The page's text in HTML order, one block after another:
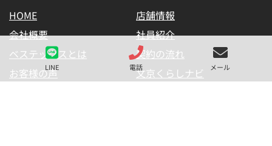
LINE 電話 メール
HOME
店舗情報
会社概要
社員紹介
ベステックスとは
契約の流れ
お客様の声
文京くらしナビ